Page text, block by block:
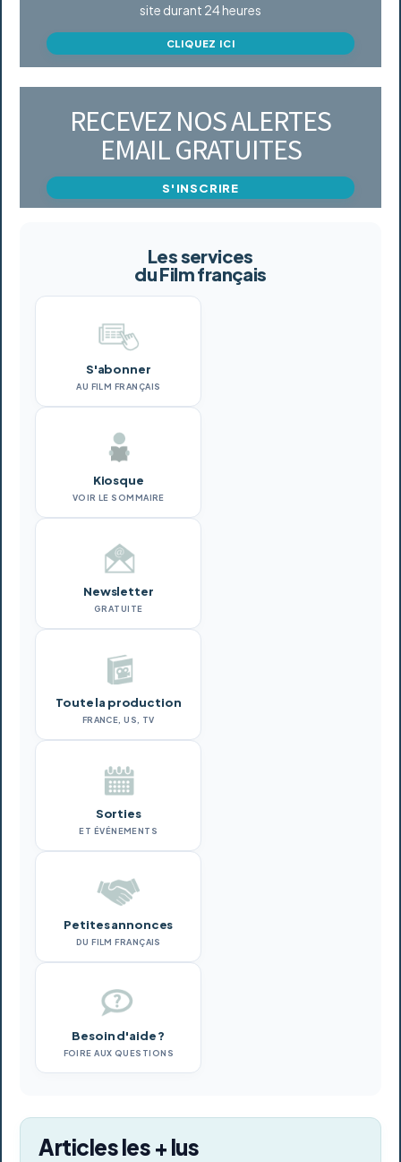
site durant 24 heures
CLIQUEZ ICI
RECEVEZ NOS ALERTES
EMAIL GRATUITES
S'INSCRIRE
Les services
du Film français
S'abonner
AU FILM FRANÇAIS
Kiosque
VOIR LE SOMMAIRE
Newsletter
GRATUITE
Toute la production
FRANCE, US, TV
Sorties
ET ÉVÉNEMENTS
Petites annonces
DU FILM FRANÇAIS
Besoin d'aide ?
FOIRE AUX QUESTIONS
Articles les + lus